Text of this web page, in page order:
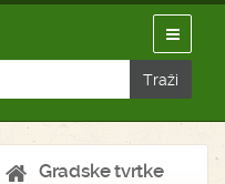
Gradske tvrtke